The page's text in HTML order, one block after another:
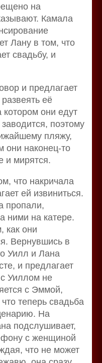
на
Камала
Лану в том, что
свадьбу, и
и предлагает
её
они едут
поэтому
пляжу,
они наконец-то
и мирятся.
что накричала
ей извиниться.
пропали,
ними на катере.
как они
Вернувшись в
Уилл и Лана
и предлагает
Уиллом не
с Эммой,
теперь свадьба
На
подслушивает,
с женщиной
что не может